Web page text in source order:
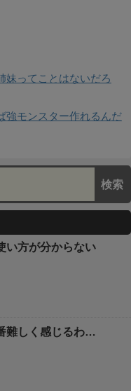
妹ってことはないだろ
強モンスター作れるんだ
い方が分からない
難しく感じるわ…